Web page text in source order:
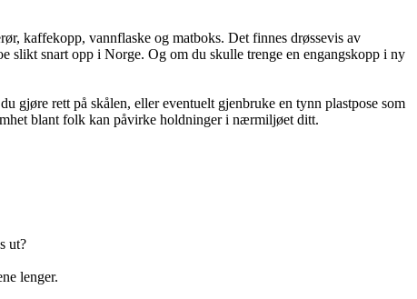
kaffekopp, vannflaske og matboks. Det finnes drøssevis av
slikt snart opp i Norge. Og om du skulle trenge en engangskopp i ny
gjøre rett på skålen, eller eventuelt gjenbruke en tynn plastpose som
blant folk kan påvirke holdninger i nærmiljøet ditt.
ut?
lenger.